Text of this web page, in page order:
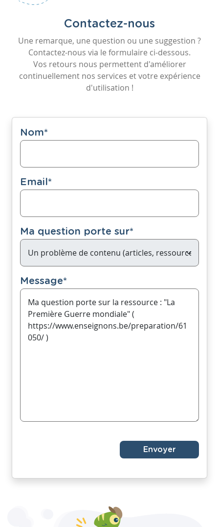
Contactez-nous
Une remarque, une question ou une suggestion ?
Contactez-nous via le formulaire ci-dessous.
Vos retours nous permettent d'améliorer
continuellement nos services et votre expérience
d'utilisation !
Nom*
Email*
Ma question porte sur*
Message*
Envoyer